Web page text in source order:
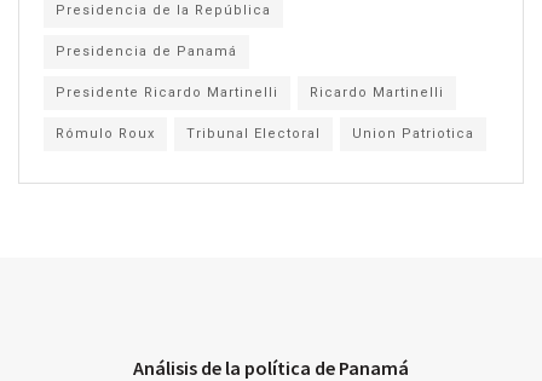
Presidencia de la República
Presidencia de Panamá
Presidente Ricardo Martinelli Ricardo Martinelli
Rómulo Roux Tribunal Electoral Union Patriotica
Análisis de la política de Panamá